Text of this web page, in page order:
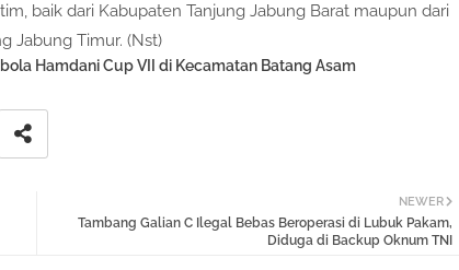
baik dari Kabupaten Tanjung Jabung Barat maupun dari
Jabung Timur. (Nst)
Hamdani Cup VII di Kecamatan Batang Asam
NEWER
Tambang Galian C Ilegal Bebas Beroperasi di Lubuk Pakam,
Diduga di Backup Oknum TNI